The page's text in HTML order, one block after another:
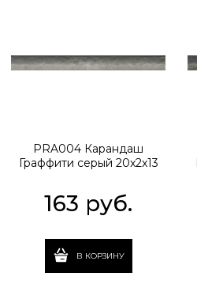
PRA004 Карандаш
Граффити серый 20x2x13
163 руб.
В КОРЗИНУ